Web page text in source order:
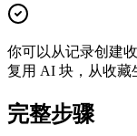
你可以从记录创建
复用 AI 块，从收藏
完整步骤